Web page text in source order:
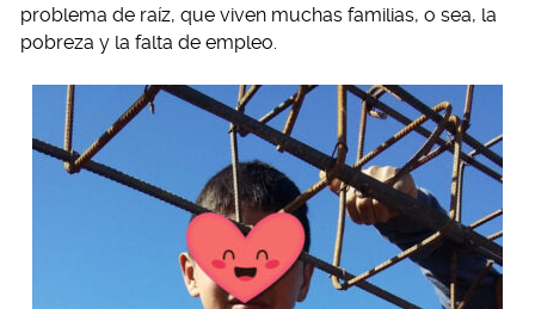
problema de raíz, que viven muchas familias, o sea, la
pobreza y la falta de empleo.